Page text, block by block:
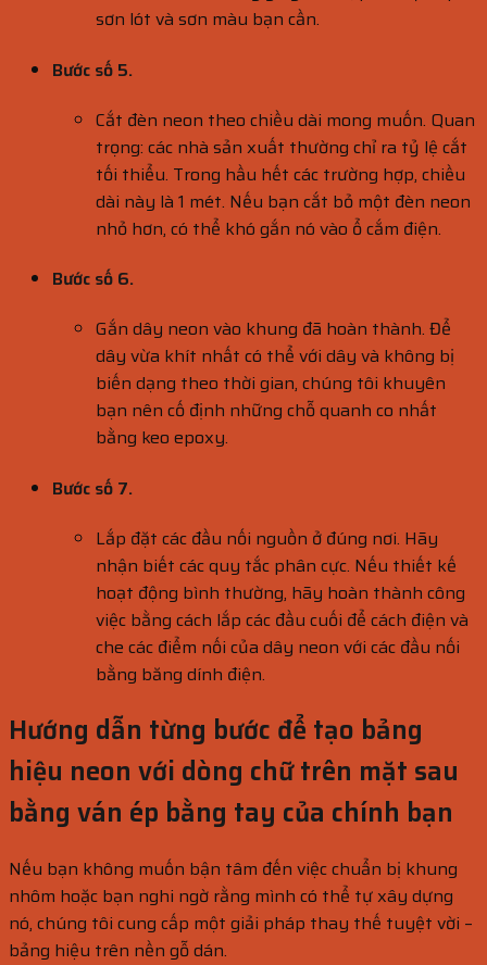
sơn lót và sơn màu bạn cần.
Bước số 5.
Cắt đèn neon theo chiều dài mong muốn. Quan
trọng: các nhà sản xuất thường chỉ ra tỷ lệ cắt
tối thiểu. Trong hầu hết các trường hợp, chiều
dài này là 1 mét. Nếu bạn cắt bỏ một đèn neon
nhỏ hơn, có thể khó gắn nó vào ổ cắm điện.
Bước số 6.
Gắn dây neon vào khung đã hoàn thành. Để
dây vừa khít nhất có thể với dây và không bị
biến dạng theo thời gian, chúng tôi khuyên
bạn nên cố định những chỗ quanh co nhất
bằng keo epoxy.
Bước số 7.
Lắp đặt các đầu nối nguồn ở đúng nơi. Hãy
nhận biết các quy tắc phân cực. Nếu thiết kế
hoạt động bình thường, hãy hoàn thành công
việc bằng cách lắp các đầu cuối để cách điện và
che các điểm nối của dây neon với các đầu nối
bằng băng dính điện.
Hướng dẫn từng bước để tạo bảng
hiệu neon với dòng chữ trên mặt sau
bằng ván ép bằng tay của chính bạn
Nếu bạn không muốn bận tâm đến việc chuẩn bị khung
nhôm hoặc bạn nghi ngờ rằng mình có thể tự xây dựng
nó, chúng tôi cung cấp một giải pháp thay thế tuyệt vời –
bảng hiệu trên nền gỗ dán.